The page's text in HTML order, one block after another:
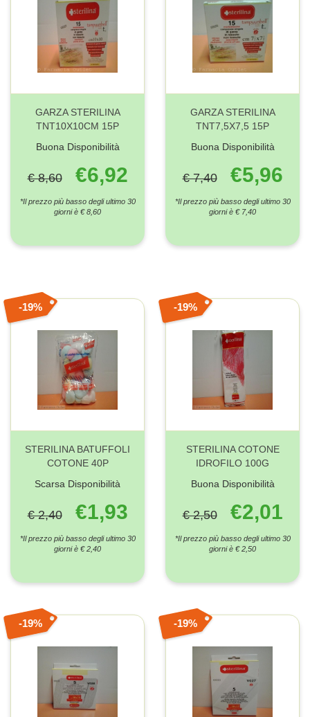
GARZA STERILINA
TNT10X10CM 15P
Buona Disponibilità
€ 8,60 €6,92
*Il prezzo più basso degli ultimo 30
giorni è € 8,60
GARZA STERILINA
TNT7,5X7,5 15P
Buona Disponibilità
€ 7,40 €5,96
*Il prezzo più basso degli ultimo 30
giorni è € 7,40
STERILINA BATUFFOLI
COTONE 40P
Scarsa Disponibilità
19%
€ 2,40 €1,93
*Il prezzo più basso degli ultimo 30
giorni è € 2,40
STERILINA COTONE
IDROFILO 100G
Buona Disponibilità
19%
€ 2,50 €2,01
*Il prezzo più basso degli ultimo 30
giorni è € 2,50
19% 19%